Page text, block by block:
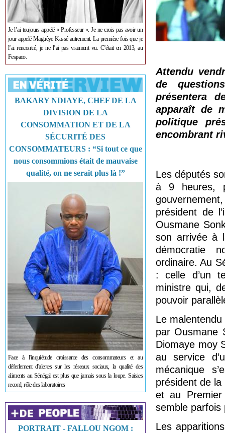
Je l’ai toujours appelé « Professeur ». Je ne crois pas avoir un
jour appelé Maguèye Kassé autrement. La première fois que je
l’ai rencontré, je ne l’ai pas vraiment vu. C’était en 2013, au
Fespaco.
BAKARY NDIAYE, CHEF DE LA
DIVISION DE LA
CONSOMMATION ET DE LA
SÉCURITÉ DES
CONSOMMATEURS : “Si tout ce que
nous consommions était de mauvaise
qualité, on ne serait plus là !”
Face à l'inquiétude croissante des consommateurs et au
déferlement d'alertes sur les réseaux sociaux, la qualité des
aliments au Sénégal est plus que jamais sous la loupe. Saisies
record, rôle des laboratoires
PORTRAIT - FALLOU NGOM :
Attendu
de
présentera
apparaît de
politique
encombrant
Les députés
à 9 heures,
président de
Ousmane
son arrivée à
démocratie
ordinaire. Au
: celle d’un
ministre qui,
pouvoir
Le
par Ousmane
Diomaye moy
au service
mécanique
président de
et au
semble parfois
Les